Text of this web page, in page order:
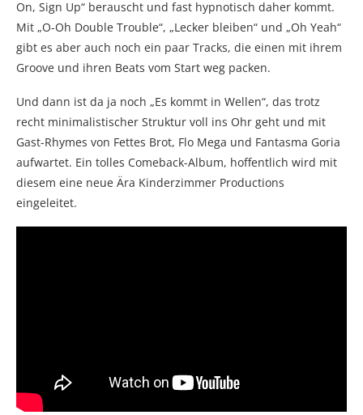
On, Sign Up“ berauscht und fast hypnotisch daher kommt.
Mit „O-Oh Double Trouble“, „Lecker bleiben“ und „Oh Yeah“
gibt es aber auch noch ein paar Tracks, die einen mit ihrem
Groove und ihren Beats vom Start weg packen.
Und dann ist da ja noch „Es kommt in Wellen“, das trotz
recht minimalistischer Struktur voll ins Ohr geht und mit
Gast-Rhymes von Fettes Brot, Flo Mega und Fantasma Goria
aufwartet. Ein tolles Comeback-Album, hoffentlich wird mit
diesem eine neue Ära Kinderzimmer Productions
eingeleitet.